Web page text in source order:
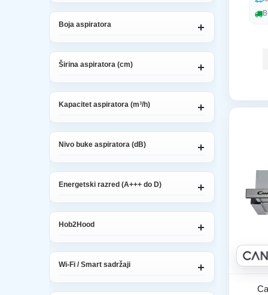
Boja aspiratora
Širina aspiratora (cm)
Kapacitet aspiratora (m³/h)
Nivo buke aspiratora (dB)
Energetski razred (A+++ do D)
Hob2Hood
Wi-Fi / Smart sadržaji